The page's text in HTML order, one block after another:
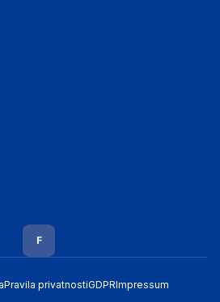
F
Pravila privatnostiGDPRImpressum